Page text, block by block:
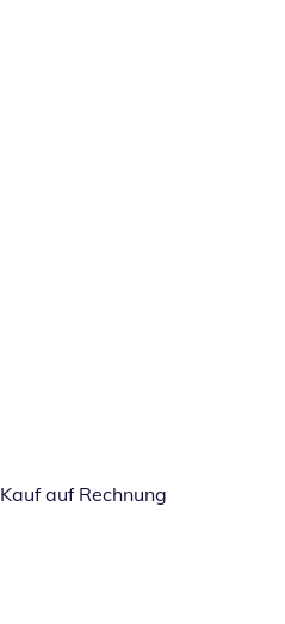
Kauf auf Rechnung